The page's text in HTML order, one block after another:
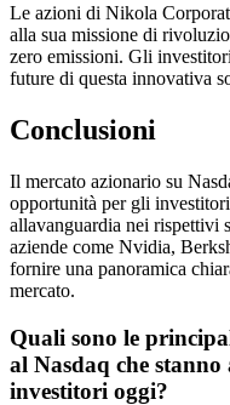
Le azioni di Nikola
alla sua missione di
zero emissioni. Gli
future di questa innovativa
Conclusioni
Il mercato azionario su
opportunità per gli
allavanguardia nei rispettivi
aziende come Nvidia,
fornire una panoramica
mercato.
Quali sono le
al Nasdaq che
investitori oggi?